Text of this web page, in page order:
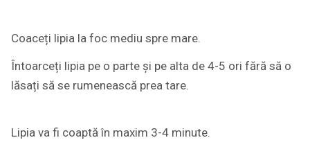
Coaceți lipia la foc mediu spre mare.
Întoarceți lipia pe o parte și pe alta de 4-5 ori fără să o
lăsați să se rumenească prea tare.
Lipia va fi coaptă în maxim 3-4 minute.